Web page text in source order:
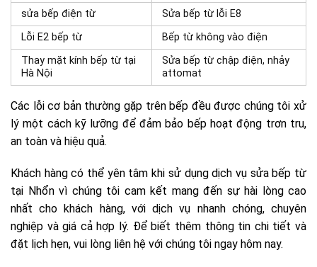
sửa bếp điện từ
Sửa bếp từ lỗi E8
Lỗi E2 bếp từ
Bếp từ không vào điện
Thay mặt kính bếp từ tại
Hà Nội
Sửa bếp từ chập điện, nhảy
attomat
Các lỗi cơ bản thường gặp trên bếp đều được chúng tôi xử
lý một cách kỹ lưỡng để đảm bảo bếp hoạt động trơn tru,
an toàn và hiệu quả.
Khách hàng có thể yên tâm khi sử dụng dịch vụ sửa bếp từ
tại Nhổn vì chúng tôi cam kết mang đến sự hài lòng cao
nhất cho khách hàng, với dịch vụ nhanh chóng, chuyên
nghiệp và giá cả hợp lý. Để biết thêm thông tin chi tiết và
đặt lịch hẹn, vui lòng liên hệ với chúng tôi ngay hôm nay.